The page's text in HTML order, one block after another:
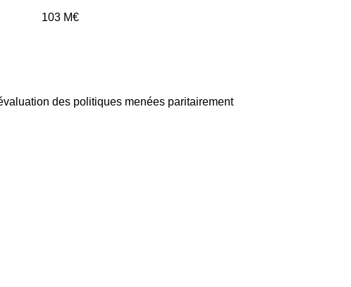
103 M€
des politiques menées paritairement